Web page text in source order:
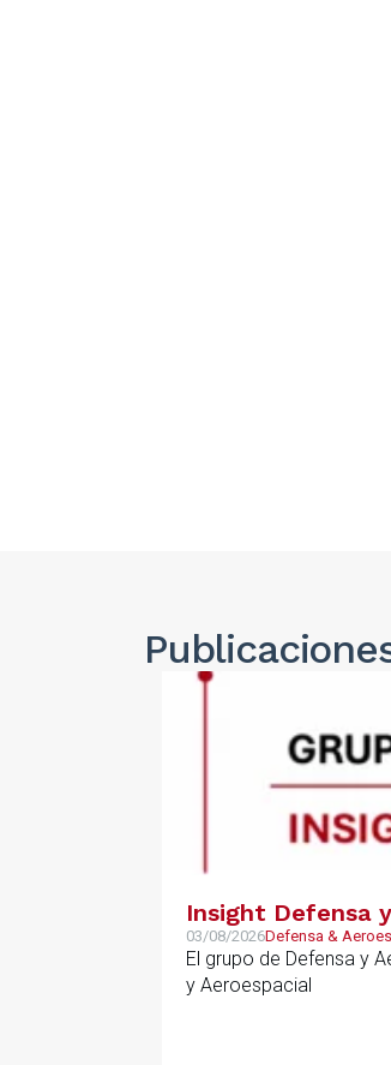
Insight Defensa
03/08/2026Defensa &
El grupo de Defensa y
y Aeroespacial